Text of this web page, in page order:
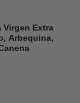
DESCUENTO
Virgen Extra
Arbequina,